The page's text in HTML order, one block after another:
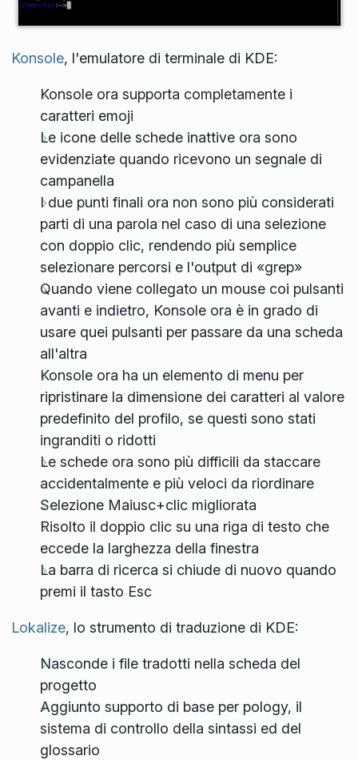
Konsole, l'emulatore di terminale di KDE:
Konsole ora supporta completamente i
caratteri emoji
Le icone delle schede inattive ora sono
evidenziate quando ricevono un segnale di
campanella
I due punti finali ora non sono più considerati
parti di una parola nel caso di una selezione
con doppio clic, rendendo più semplice
selezionare percorsi e l'output di «grep»
Quando viene collegato un mouse coi pulsanti
avanti e indietro, Konsole ora è in grado di
usare quei pulsanti per passare da una scheda
all'altra
Konsole ora ha un elemento di menu per
ripristinare la dimensione dei caratteri al valore
predefinito del profilo, se questi sono stati
ingranditi o ridotti
Le schede ora sono più difficili da staccare
accidentalmente e più veloci da riordinare
Selezione Maiusc+clic migliorata
Risolto il doppio clic su una riga di testo che
eccede la larghezza della finestra
La barra di ricerca si chiude di nuovo quando
premi il tasto Esc
Lokalize, lo strumento di traduzione di KDE:
Nasconde i file tradotti nella scheda del
progetto
Aggiunto supporto di base per pology, il
sistema di controllo della sintassi ed del
glossario